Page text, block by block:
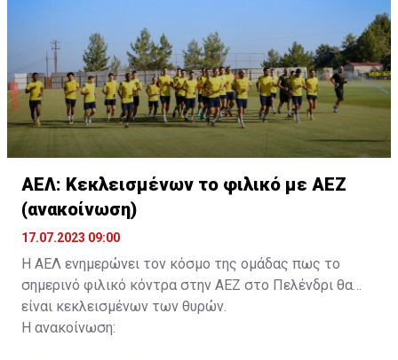
ΑΕΛ: Κεκλεισμένων το φιλικό με ΑΕΖ
(ανακοίνωση)
17.07.2023 09:00
Η ΑΕΛ ενημερώνει τον κόσμο της ομάδας πως το
σημερινό φιλικό κόντρα στην ΑΕΖ στο Πελένδρι θα
είναι κεκλεισμένων των θυρών.
Η ανακοίνωση: